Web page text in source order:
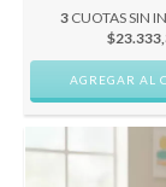
3 CUOTAS SIN